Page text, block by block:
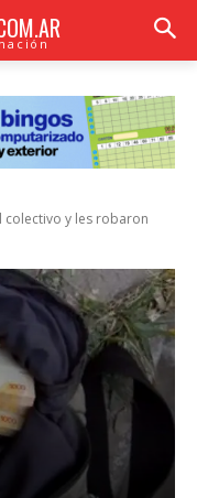
colectivo y les robaron